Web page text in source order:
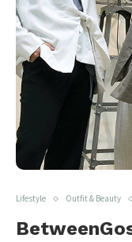
Lifestyle Outfit & Beauty